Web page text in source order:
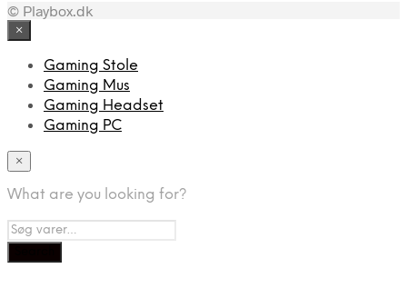
© Playbox.dk
×
Gaming Stole
Gaming Mus
Gaming Headset
Gaming PC
×
What are you looking for?